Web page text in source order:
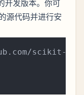
开发版本。你可
源代码并进行安